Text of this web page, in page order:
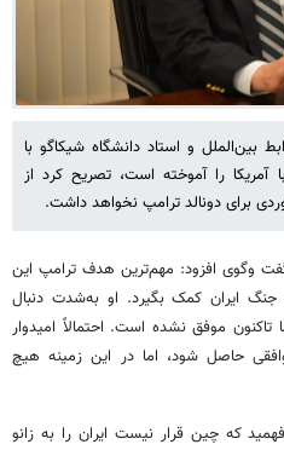
بین‌الملل و استاد دانشگاه شیکاگو با
آمریکا را آموخته است، تصریح کرد از
برای دونالد ترامپ نخواهد داشت.
وگوی افزود: مهم‌ترین هدف ترامپ این
جنگ ایران کمک بگیرد. او به‌شدت دنبال
موفق نشده است. احتمالاً امیدوار
حاصل شود، اما در این زمینه هیچ
که چین قرار نیست ایران را به زانو